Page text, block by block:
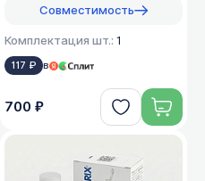
Совместимость
Комплектация шт.: 1
117 ₽ в
700 ₽